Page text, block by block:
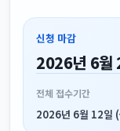
신청 마감
2026년 6월
전체 접수기간
2026년 6월 12일